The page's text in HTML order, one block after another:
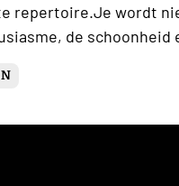
repertoire.Je wordt
de